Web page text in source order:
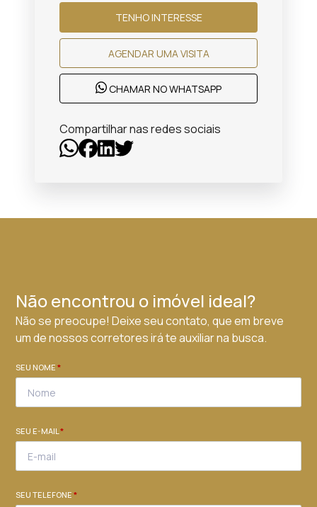
TENHO INTERESSE
AGENDAR UMA VISITA
CHAMAR NO WHATSAPP
Compartilhar nas redes sociais
Não encontrou o imóvel ideal?
Não se preocupe! Deixe seu contato, que em breve
um de nossos corretores irá te auxiliar na busca.
SEU NOME*
SEU E-MAIL*
SEU TELEFONE*